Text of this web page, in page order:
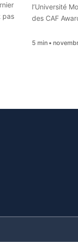
pas
l’Université
des CAF
5 min